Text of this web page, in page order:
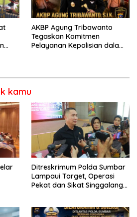
AKBP Agung Tribawanto
Tegaskan Komitmen
Pelayanan Kepolisian dalam
kamu
Ditreskrimum Polda Sumbar
Lampaui Target, Operasi
Pekat dan Sikat Singgalang